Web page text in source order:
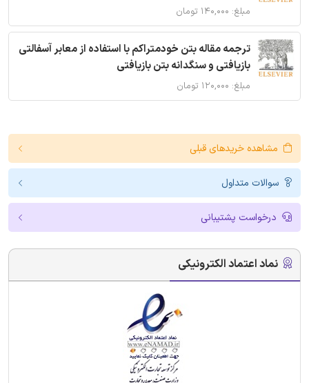
مبلغ: ۱۴۰,۰۰۰ تومان
ترجمه مقاله بتن خودمتراکم با استفاده از معابر آسفالتی
بازیافتی و سنگدانه بتن بازیافتی
مبلغ: ۱۲۰,۰۰۰ تومان
مشاهده خریدهای قبلی
سوالات متداول
درخواست پشتیبانی
نماد اعتماد الکترونیکی